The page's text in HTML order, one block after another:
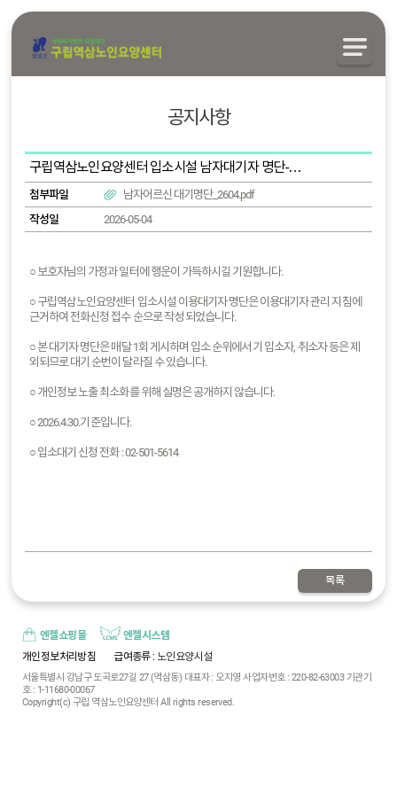
공지사항
구립역삼노인요양센터 입소시설 남자대기자 명단-2026.04.30.기준
첨부파일
남자어르신 대기명단_2604.pdf
작성일
2026-05-04
○ 보호자님의 가정과 일터에 행운이 가득하시길 기원합니다.
○ 구립역삼노인요양센터 입소시설 이용대기자 명단은 이용대기자 관리 지침에
근거하여 전화신청 접수 순으로 작성 되었습니다.
○ 본 대기자 명단은 매달 1회 게시하며 입소 순위에서 기 입소자, 취소자 등은 제
외되므로 대기 순번이 달라질 수 있습니다.
○ 개인정보 노출 최소화를 위해 실명은 공개하지 않습니다.
○ 2026.4.30.기준입니다.
○ 입소대기 신청 전화 : 02-501-5614
목록
엔젤쇼핑몰
엔젤시스템
개인정보처리방침
급여종류 : 노인요양시설
서울특별시 강남구 도곡로27길 27 (역삼동) 대표자 : 오지영 사업자번호 : 220-82-63003 기관기
호 : 1-11680-00067
Copyright(c) 구립 역삼노인요양센터 All rights reserved.